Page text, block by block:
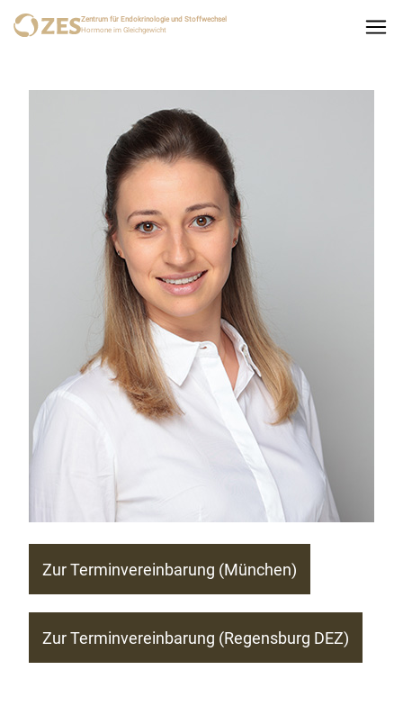
Zentrum für Endokrinologie und Stoffwechsel
Hormone im Gleichgewicht
Zur Terminvereinbarung (München)
Zur Terminvereinbarung (Regensburg DEZ)